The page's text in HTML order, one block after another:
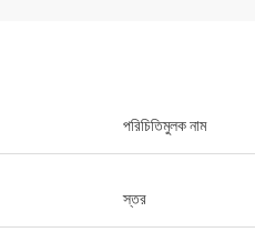
পরিচিতিমুলক নাম
স্তর